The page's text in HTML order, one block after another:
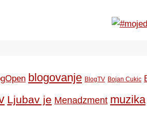
blogovanje BlogTV Bojan Cukic
Ljubav je Menadzment muzika